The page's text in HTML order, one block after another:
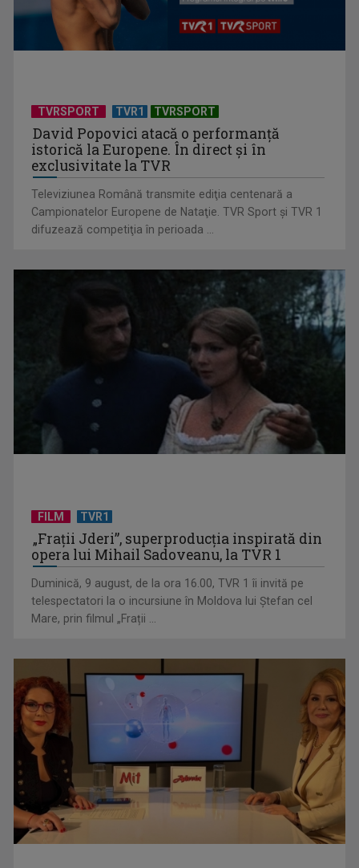
„Cerul” trupei Proconsul – a şasea cea mai votată piesă în
concursul „Cerbul ...
„Spune-mi”, piesa Monicăi Anghel – a patra cea mai votată
în concursul ...
CONCACAF respinge planul FIFA de privatizare parțială a
activităților comerciale
TVRSPORT TVR1 TVRSPORT
David Popovici atacă o performanţă
istorică la Europene. În direct şi în
exclusivitate la TVR
Televiziunea Română transmite ediţia centenară a
Campionatelor Europene de Nataţie. TVR Sport şi TVR 1
difuzează competiţia în perioada ...
FILM TVR1
„Frații Jderi”, superproducția inspirată din
opera lui Mihail Sadoveanu, la TVR 1
Duminică, 9 august, de la ora 16.00, TVR 1 îi invită pe
telespectatori la o incursiune în Moldova lui Ștefan cel
Mare, prin filmul „Frații ...